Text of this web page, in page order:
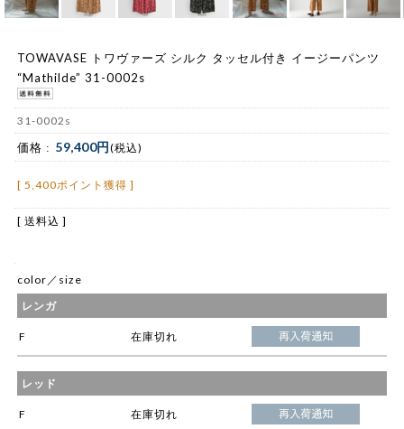
TOWAVASE トワヴァーズ シルク タッセル付き イージーパンツ
“Mathilde” 31-0002s
31-0002s
価格 : 59,400円 (税込)
[ 5,400ポイント獲得 ]
[ 送料込 ]
color／size
レンガ
F 在庫切れ
レッド
F 在庫切れ